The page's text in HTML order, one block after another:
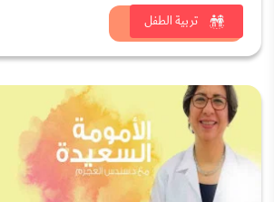
تربية الطفل
شاهد الان